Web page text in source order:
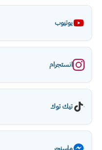
يوتيوب
انستجرام
تيك توك